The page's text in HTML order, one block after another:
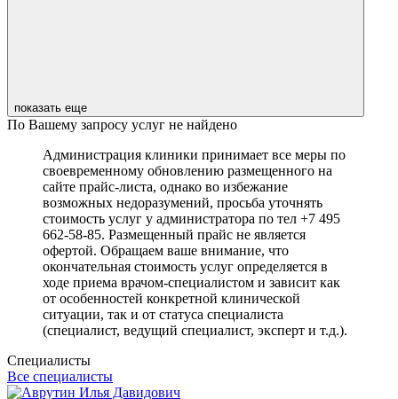
показать еще
По Вашему запросу услуг не найдено
Администрация клиники принимает все меры по
своевременному обновлению размещенного на
сайте прайс-листа, однако во избежание
возможных недоразумений, просьба уточнять
стоимость услуг у администратора по тел +7 495
662-58-85. Размещенный прайс не является
офертой. Обращаем ваше внимание, что
окончательная стоимость услуг определяется в
ходе приема врачом-специалистом и зависит как
от особенностей конкретной клинической
ситуации, так и от статуса специалиста
(специалист, ведущий специалист, эксперт и т.д.).
Cпециалисты
Все специалисты